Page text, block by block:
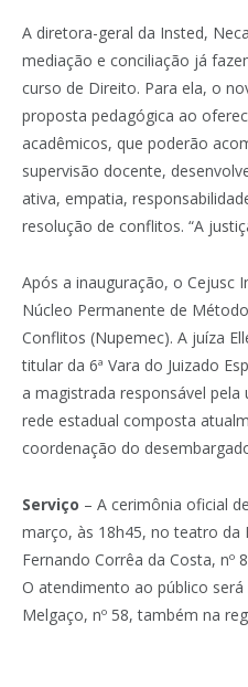
A diretora-geral da Insted,
mediação e conciliação já
curso de Direito. Para ela, o
proposta pedagógica ao
acadêmicos, que poderão
supervisão docente,
ativa, empatia,
resolução de conflitos. “A
Após a inauguração, o Cejusc
Núcleo Permanente de
Conflitos (Nupemec). A juíza
titular da 6ª Vara do Juizado
a magistrada responsável pela
rede estadual composta
coordenação do
Serviço – A cerimônia oficial
março, às 18h45, no teatro da
Fernando Corrêa da Costa, nº
O atendimento ao público
Melgaço, nº 58, também na